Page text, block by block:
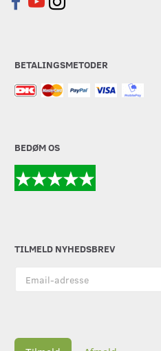
BETALINGSMETODER
BEDØM OS
TILMELD NYHEDSBREV
adresse